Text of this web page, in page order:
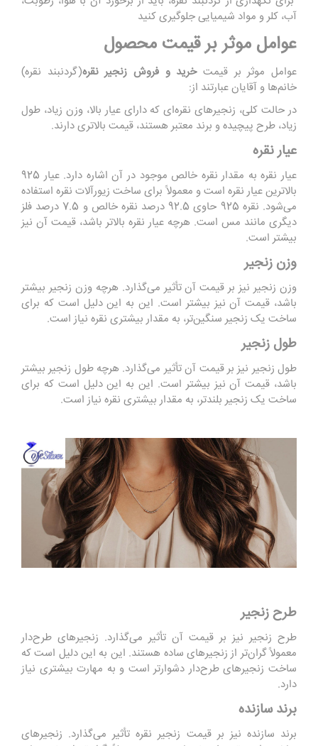
آب، کلر و مواد شیمیایی جلوگیری کنید
عوامل موثر بر قیمت محصول
عوامل موثر بر قیمتخرید و فروش زنجیر نقره(گردنبند نقره)
خانم‌ها و آقایان عبارتند از:
در حالت کلی، زنجیرهای نقره‌ای که دارای عیار بالا، وزن زیاد، طول
زیاد، طرح پیچیده و برند معتبر هستند، قیمت بالاتری دارند.
عیار نقره
عیار نقره به مقدار نقره خالص موجود در آن اشاره دارد. عیار 925
بالاترین عیار نقره است و معمولاً برای ساخت زیورآلات نقره استفاده
می‌شود. نقره 925 حاوی 92.5 درصد نقره خالص و 7.5 درصد فلز
دیگری مانند مس است. هرچه عیار نقره بالاتر باشد، قیمت آن نیز
بیشتر است.
وزن زنجیر
وزن زنجیر نیز بر قیمت آن تأثیر می‌گذارد. هرچه وزن زنجیر بیشتر
باشد، قیمت آن نیز بیشتر است. این به این دلیل است که برای
ساخت یک زنجیر سنگین‌تر، به مقدار بیشتری نقره نیاز است.
طول زنجیر
طول زنجیر نیز بر قیمت آن تأثیر می‌گذارد. هرچه طول زنجیر بیشتر
باشد، قیمت آن نیز بیشتر است. این به این دلیل است که برای
ساخت یک زنجیر بلندتر، به مقدار بیشتری نقره نیاز است.
طرح زنجیر
طرح زنجیر نیز بر قیمت آن تأثیر می‌گذارد. زنجیرهای طرح‌دار
معمولاً گران‌تر از زنجیرهای ساده هستند. این به این دلیل است که
ساخت زنجیرهای طرح‌دار دشوارتر است و به مهارت بیشتری نیاز
دارد.
برند سازنده
برند سازنده نیز بر قیمت زنجیر نقره تأثیر می‌گذارد. زنجیرهای